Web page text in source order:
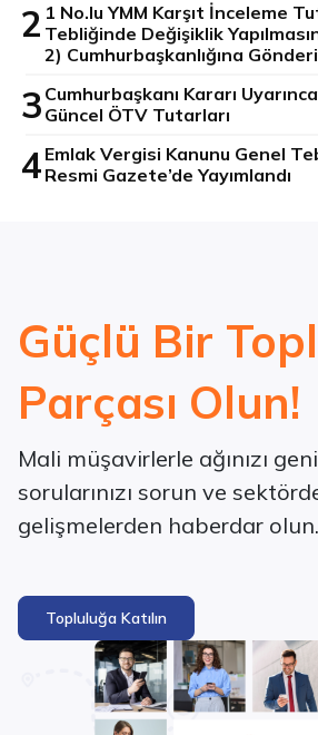
2 1 No.lu YMM Karşıt İnceleme
Tebliğinde Değişiklik
2) Cumhurbaşkanlığına
3 Cumhurbaşkanı Kararı
Güncel ÖTV Tutarları
4 Emlak Vergisi Kanunu Genel
Resmi Gazete’de Yayımlandı
Güçlü Bir
Parçası Olun!
Mali müşavirlerle ağınızı
sorularınızı sorun ve
gelişmelerden haberdar olun.
Topluluğa Katılın